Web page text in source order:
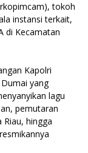
tokoh
instansi terkait,
di Kecamatan
Kapolri
yang
lagu
pemutaran
hingga